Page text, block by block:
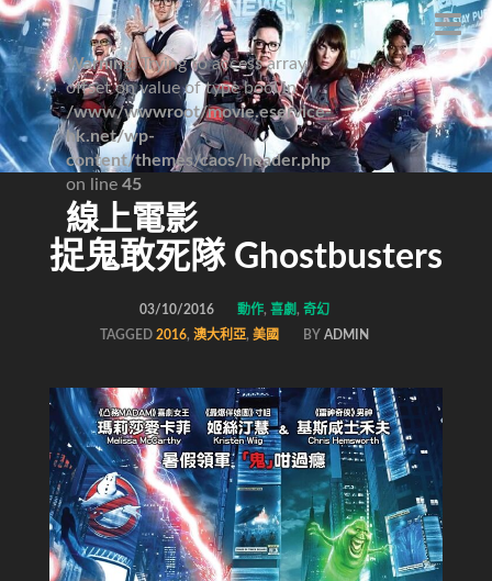
Warning: Trying to access array
offset on value of type bool in
/www/wwwroot/movie.eservice-
hk.net/wp-
content/themes/caos/header.php
on line 45
線上電影
捉鬼敢死隊 Ghostbusters
03/10/2016 動作, 喜劇, 奇幻
TAGGED2016,澳大利亞,美國 BY ADMIN